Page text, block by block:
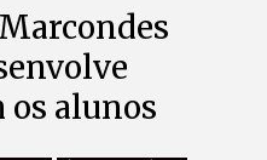
os alunos